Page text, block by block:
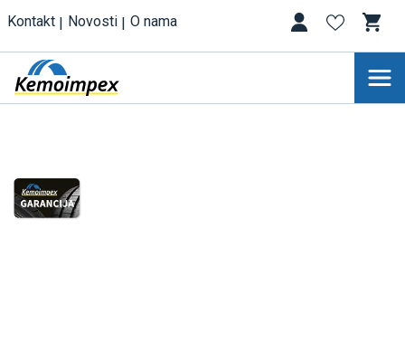
Kontakt Novosti O nama